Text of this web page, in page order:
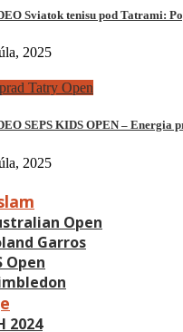
Sviatok tenisu pod Tatrami:
2025
Tatry Open
SEPS KIDS OPEN – Energia
2025
Open
Garros
Open
2024